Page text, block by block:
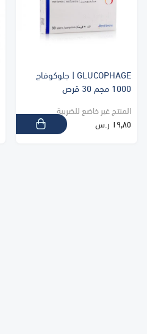
GLUCOPHAGE | جلوكوفاج
1000 مجم 30 قرص
المنتج غير خاضع للضريبة
١٩٫٨٥ ر.س